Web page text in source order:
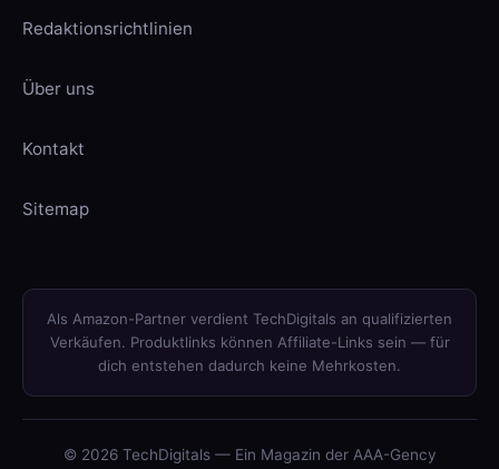
Redaktionsrichtlinien
Über uns
Kontakt
Sitemap
Als Amazon-Partner verdient TechDigitals an qualifizierten
Verkäufen. Produktlinks können Affiliate-Links sein — für
dich entstehen dadurch keine Mehrkosten.
© 2026 TechDigitals — Ein Magazin der AAA-Gency